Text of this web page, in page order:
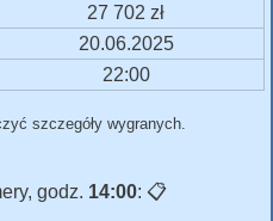
27 702 zł
20.06.2025
22:00
szczegóły wygranych.
godz. 14:00: 📋